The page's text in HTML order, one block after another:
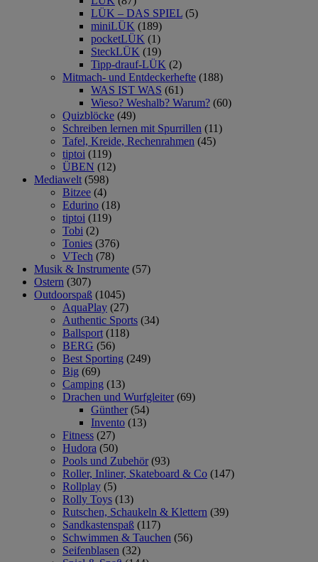
LÜK – DAS SPIEL (5)
miniLÜK (189)
pocketLÜK (1)
SteckLÜK (19)
Tipp-drauf-LÜK (2)
Mitmach- und Entdeckerhefte (188)
WAS IST WAS (61)
Wieso? Weshalb? Warum? (60)
Quizblöcke (49)
Schreiben lernen mit Spurrillen (11)
Tafel, Kreide, Rechenrahmen (45)
tiptoi (119)
ÜBEN (12)
Mediawelt (598)
Bitzee (4)
Edurino (18)
tiptoi (119)
Tobi (2)
Tonies (376)
VTech (78)
Musik & Instrumente (57)
Ostern (307)
Outdoorspaß (1045)
AquaPlay (27)
Authentic Sports (34)
Ballsport (118)
BERG (56)
Best Sporting (249)
Big (69)
Camping (13)
Drachen und Wurfgleiter (69)
Günther (54)
Invento (13)
Fitness (27)
Hudora (50)
Pools und Zubehör (93)
Roller, Inliner, Skateboard & Co (147)
Rollplay (5)
Rolly Toys (13)
Rutschen, Schaukeln & Klettern (39)
Sandkastenspaß (117)
Schwimmen & Tauchen (56)
Seifenblasen (32)